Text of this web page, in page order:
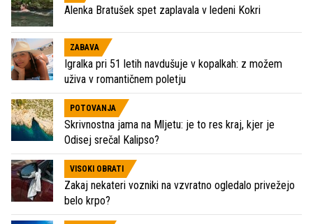
Alenka Bratušek spet zaplavala v ledeni Kokri
ZABAVA
Igralka pri 51 letih navdušuje v kopalkah: z možem
uživa v romantičnem poletju
POTOVANJA
Skrivnostna jama na Mljetu: je to res kraj, kjer je
Odisej srečal Kalipso?
VISOKI OBRATI
Zakaj nekateri vozniki na vzvratno ogledalo privežejo
belo krpo?